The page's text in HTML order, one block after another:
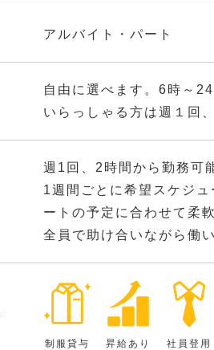
アルバイト・パート
自由に選べます。6時～
いらっしゃる方は週１回
週1回、2時間から勤務可
1週間ごとに希望スケジ
ートの予定に合わせて柔
全員で助け合いながら働
制服貸与 昇給あり 社員登用